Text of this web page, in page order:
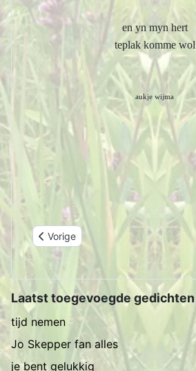
en yn myn hert
teplak komme wol
aukje wijma
Vorig artikel: safolle lagen
Vorige
Laatst toegevoegde gedichten
tijd nemen
Jo Skepper fan alles
je bent gelukkig